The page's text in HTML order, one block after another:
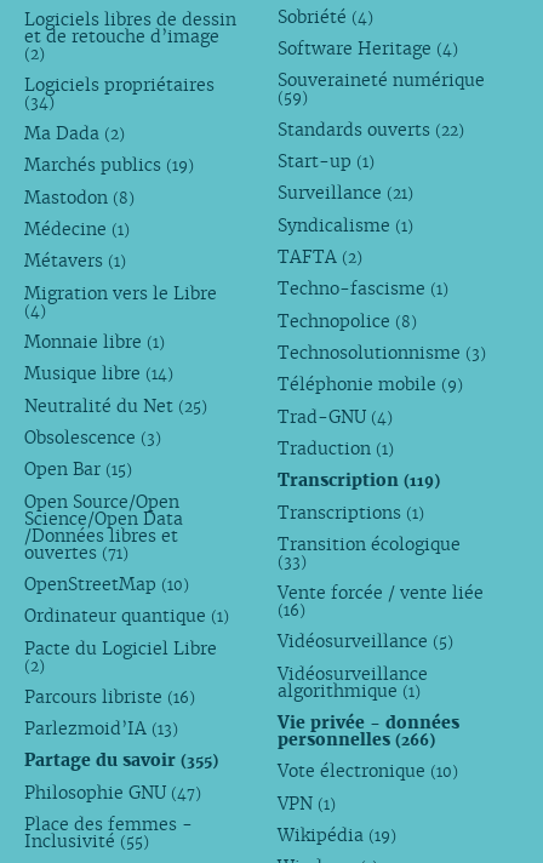
Logiciels libres de dessin
et de retouche d’image
(2)
Logiciels propriétaires
(34)
Ma Dada (2)
Marchés publics (19)
Mastodon (8)
Médecine (1)
Métavers (1)
Migration vers le Libre
(4)
Monnaie libre (1)
Musique libre (14)
Neutralité du Net (25)
Obsolescence (3)
Open Bar (15)
Open Source/Open
Science/Open Data
/Données libres et
ouvertes (71)
OpenStreetMap (10)
Ordinateur quantique (1)
Pacte du Logiciel Libre
(2)
Parcours libriste (16)
Parlezmoid’IA (13)
Partage du savoir (355)
Philosophie GNU (47)
Place des femmes -
Inclusivité (55)
Sobriété (4)
Software Heritage (4)
Souveraineté numérique
(59)
Standards ouverts (22)
Start-up (1)
Surveillance (21)
Syndicalisme (1)
TAFTA (2)
Techno-fascisme (1)
Technopolice (8)
Technosolutionnisme (3)
Téléphonie mobile (9)
Trad-GNU (4)
Traduction (1)
Transcription(119)
Transcriptions (1)
Transition écologique
(33)
Vente forcée / vente liée
(16)
Vidéosurveillance (5)
Vidéosurveillance
algorithmique (1)
Vie privée - données
personnelles(266)
Vote électronique (10)
VPN (1)
Wikipédia (19)